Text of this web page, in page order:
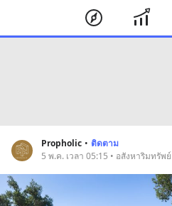
Propholic • ติดตาม
5 พ.ค. เวลา 05:15 • อสังหาริมทรัพย์